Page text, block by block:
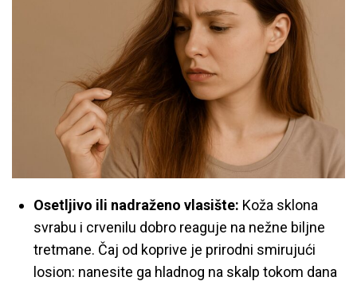
Osetljivo ili nadraženo vlasište: Koža sklona
svrabu i crvenilu dobro reaguje na nežne biljne
tretmane. Čaj od koprive je prirodni smirujući
losion: nanesite ga hladnog na skalp tokom dana